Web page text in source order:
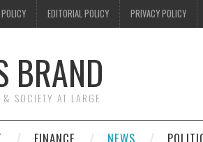
EDITORIAL POLICY PRIVACY POLICY
BRAND
SOCIETY AT LARGE
FINANCE NEWS